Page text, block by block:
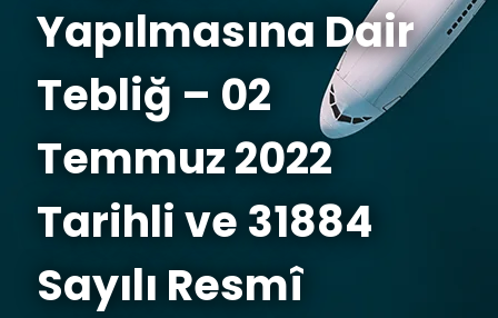
Yapılmasına Dair
Tebliğ – 02
Temmuz 2022
Tarihli ve 31884
Sayılı Resmî